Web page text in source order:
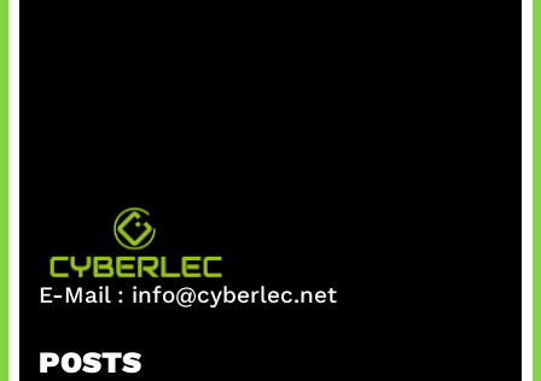
E-Mail : info@cyberlec.net
POSTS